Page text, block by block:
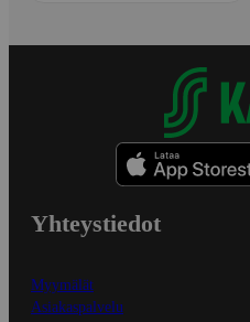
Yhteystiedot
Myymälät
Asiakaspalvelu